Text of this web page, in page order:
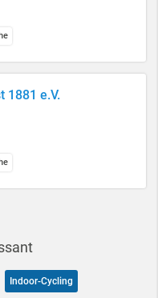
1881 e.V.
Indoor-Cycling